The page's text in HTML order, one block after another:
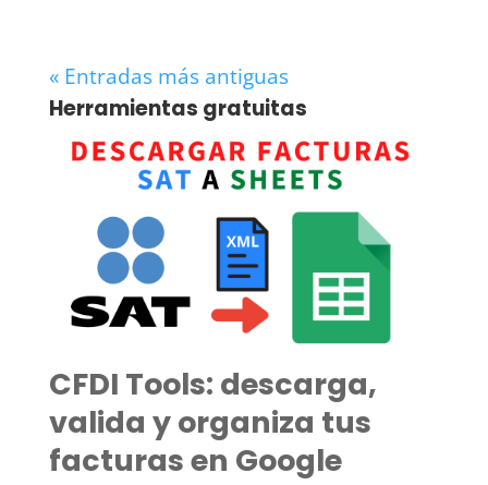
« Entradas más antiguas
Herramientas gratuitas
CFDI Tools: descarga,
valida y organiza tus
facturas en Google